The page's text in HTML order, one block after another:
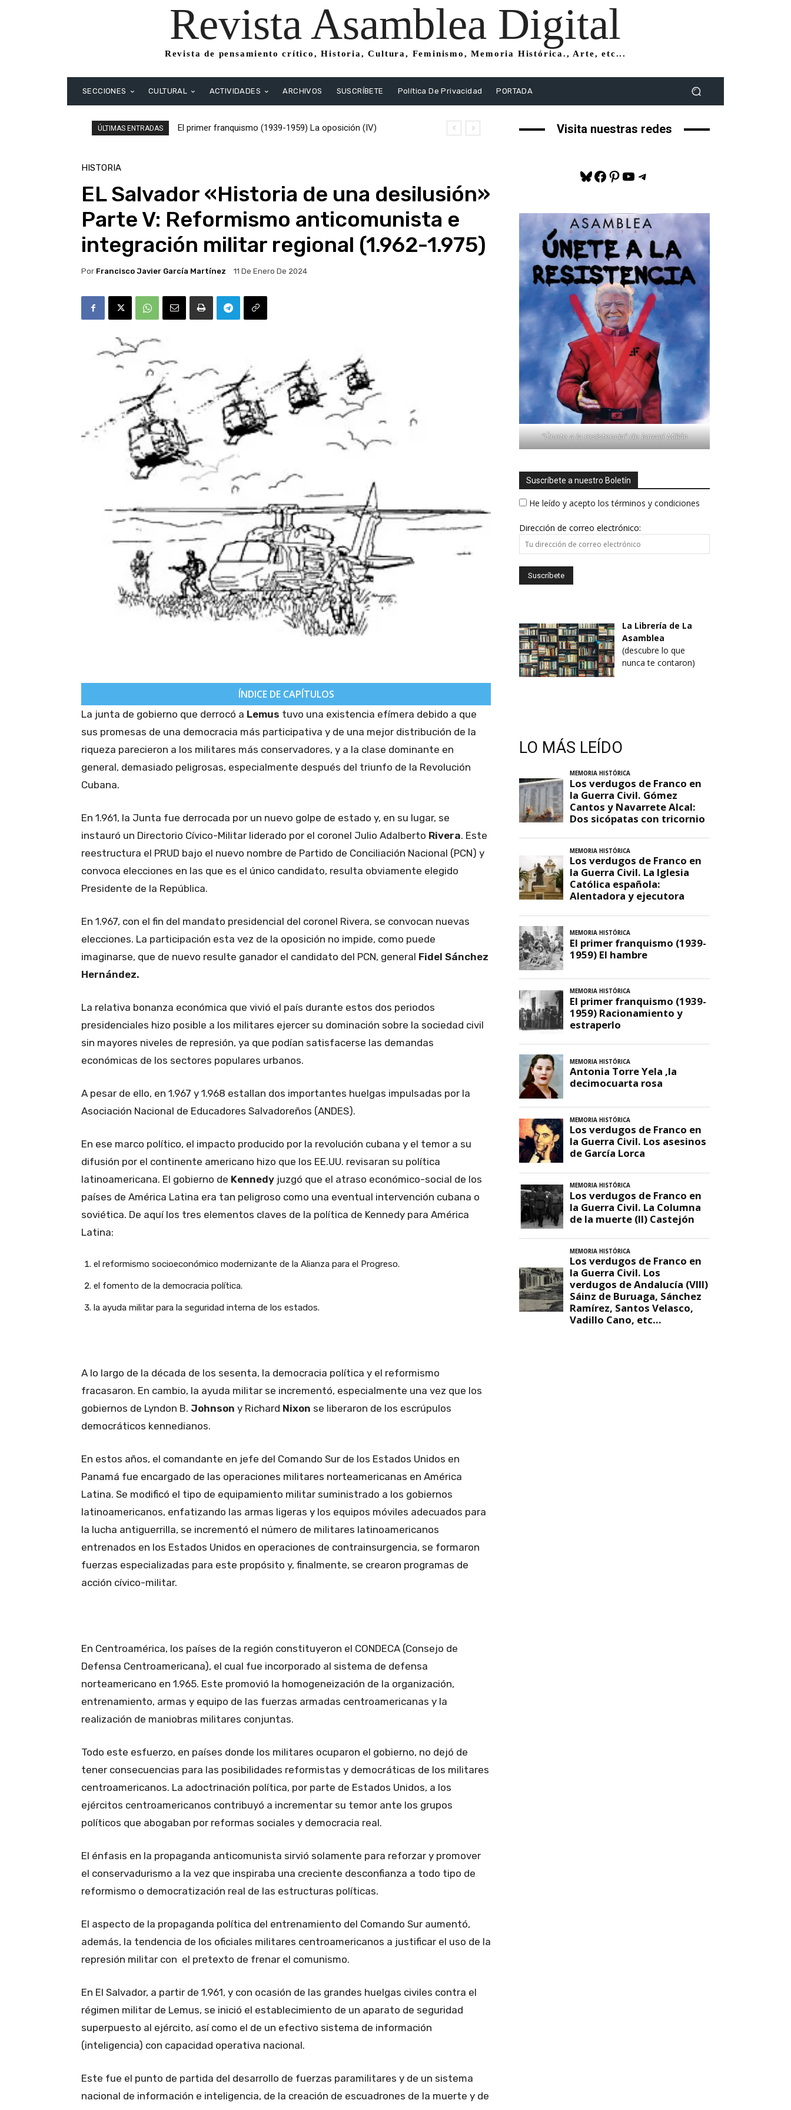
Revista Asamblea Digital
Revista de pensamiento crítico, Historia, Cultura, Feminismo, Memoria Histórica., Arte, etc...
SECCIONES CULTURAL ACTIVIDADES ARCHIVOS SUSCRÍBETE Política De Privacidad PORTADA
ÚLTIMAS ENTRADAS
El primer franquismo (1939-1959) La oposición (IV)
El primer franquismo (1939-1959) La oposición (III) El PSOE
HISTORIA
EL Salvador «Historia de una desilusión»
Parte V: Reformismo anticomunista e
integración militar regional (1.962-1.975)
Por Francisco Javier García Martínez 11 De Enero De 2024
ÍNDICE DE CAPÍTULOS
La junta de gobierno que derrocó a Lemus tuvo una existencia efímera debido a que
sus promesas de una democracia más participativa y de una mejor distribución de la
riqueza parecieron a los militares más conservadores, y a la clase dominante en
general, demasiado peligrosas, especialmente después del triunfo de la Revolución
Cubana.
En 1.961, la Junta fue derrocada por un nuevo golpe de estado y, en su lugar, se
instauró un Directorio Cívico-Militar liderado por el coronel Julio Adalberto Rivera. Este
reestructura el PRUD bajo el nuevo nombre de Partido de Conciliación Nacional (PCN) y
convoca elecciones en las que es el único candidato, resulta obviamente elegido
Presidente de la República.
En 1.967, con el fin del mandato presidencial del coronel Rivera, se convocan nuevas
elecciones. La participación esta vez de la oposición no impide, como puede
imaginarse, que de nuevo resulte ganador el candidato del PCN, general Fidel Sánchez
Hernández.
La relativa bonanza económica que vivió el país durante estos dos periodos
presidenciales hizo posible a los militares ejercer su dominación sobre la sociedad civil
sin mayores niveles de represión, ya que podían satisfacerse las demandas
económicas de los sectores populares urbanos.
A pesar de ello, en 1.967 y 1.968 estallan dos importantes huelgas impulsadas por la
Asociación Nacional de Educadores Salvadoreños (ANDES).
En ese marco político, el impacto producido por la revolución cubana y el temor a su
difusión por el continente americano hizo que los EE.UU. revisaran su política
latinoamericana. El gobierno de Kennedy juzgó que el atraso económico-social de los
países de América Latina era tan peligroso como una eventual intervención cubana o
soviética. De aquí los tres elementos claves de la política de Kennedy para América
Latina:
el reformismo socioeconómico modernizante de la Alianza para el Progreso.
el fomento de la democracia política.
la ayuda militar para la seguridad interna de los estados.
A lo largo de la década de los sesenta, la democracia política y el reformismo
fracasaron. En cambio, la ayuda militar se incrementó, especialmente una vez que los
gobiernos de Lyndon B. Johnson y Richard Nixon se liberaron de los escrúpulos
democráticos kennedianos.
En estos años, el comandante en jefe del Comando Sur de los Estados Unidos en
Panamá fue encargado de las operaciones militares norteamericanas en América
Latina. Se modificó el tipo de equipamiento militar suministrado a los gobiernos
latinoamericanos, enfatizando las armas ligeras y los equipos móviles adecuados para
la lucha antiguerrilla, se incrementó el número de militares latinoamericanos
entrenados en los Estados Unidos en operaciones de contrainsurgencia, se formaron
fuerzas especializadas para este propósito y, finalmente, se crearon programas de
acción cívico-militar.
En Centroamérica, los países de la región constituyeron el CONDECA (Consejo de
Defensa Centroamericana), el cual fue incorporado al sistema de defensa
norteamericano en 1.965. Este promovió la homogeneización de la organización,
entrenamiento, armas y equipo de las fuerzas armadas centroamericanas y la
realización de maniobras militares conjuntas.
Todo este esfuerzo, en países donde los militares ocuparon el gobierno, no dejó de
tener consecuencias para las posibilidades reformistas y democráticas de los militares
centroamericanos. La adoctrinación política, por parte de Estados Unidos, a los
ejércitos centroamericanos contribuyó a incrementar su temor ante los grupos
políticos que abogaban por reformas sociales y democracia real.
El énfasis en la propaganda anticomunista sirvió solamente para reforzar y promover
el conservadurismo a la vez que inspiraba una creciente desconfianza a todo tipo de
reformismo o democratización real de las estructuras políticas.
El aspecto de la propaganda política del entrenamiento del Comando Sur aumentó,
además, la tendencia de los oficiales militares centroamericanos a justificar el uso de la
represión militar con el pretexto de frenar el comunismo.
En El Salvador, a partir de 1.961, y con ocasión de las grandes huelgas civiles contra el
régimen militar de Lemus, se inició el establecimiento de un aparato de seguridad
superpuesto al ejército, así como el de un efectivo sistema de información
(inteligencia) con capacidad operativa nacional.
Este fue el punto de partida del desarrollo de fuerzas paramilitares y de un sistema
nacional de información e inteligencia, de la creación de escuadrones de la muerte y de
Visita nuestras redes
Bluesky
Facebook
Pinterest
YouTube
Telegram
"Únete a la resistencia" de Ismael Millán
Suscríbete a nuestro Boletín
He leído y acepto los términos y condiciones
Dirección de correo electrónico:
La Librería de La
Asamblea
(descubre lo que
nunca te contaron)
LO MÁS LEÍDO